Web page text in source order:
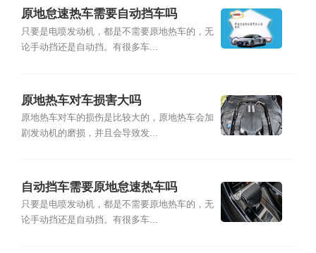
原地怠速热车需要自动挡车吗
只要是电喷发动机，都是不需要原地热车的，无
论手动挡还是自动挡。有很多车...
原地热车对车损害大吗
原地热车对车的损伤是比较大的，原地热车会加
剧发动机的磨损，并且会导致发...
自动挡车需要原地怠速热车吗
只要是电喷发动机，都是不需要原地热车的，无
论手动挡还是自动挡。有很多车...